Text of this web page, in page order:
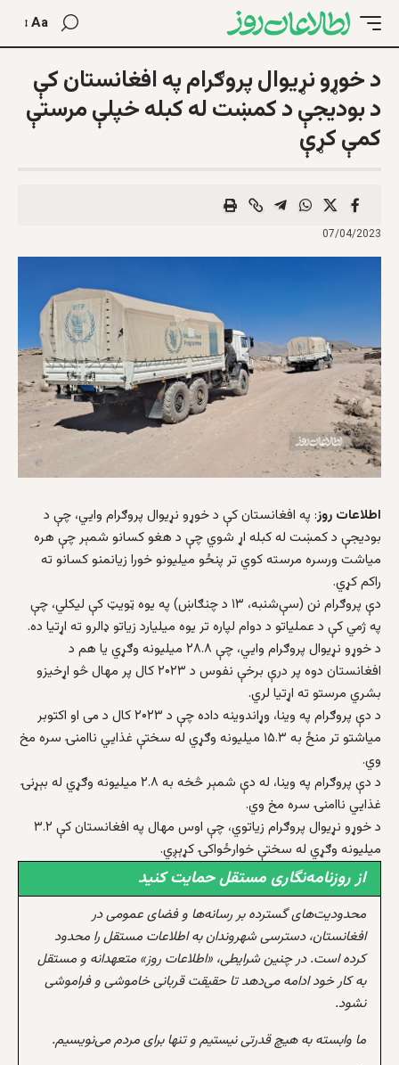
Aa
د خوړو نړيوال پروګرام په افغانستان کې
د بودیجې د کمښت له کبله خپلې مرستې
کمې کړې
07/04/2023
اطلاعات روز: په افغانستان کې د خوړو نړیوال پروګرام وايي، چې د
بودیجې د کمښت له کبله اړ شوي چې د هغو کسانو شمېر چې هره
میاشت ورسره مرسته کوي تر پنځو میلیونو خورا زیانمنو کسانو ته
راکم کړي.
دې پروګرام نن (سې‌شنبه، ۱۳ د چنګاښ) په يوه ټويټ کې ليکلي، چې
په ژمي کې د عملياتو د دوام لپاره تر يوه ميليارد زياتو ډالرو ته اړتيا ده.
د خوړو نړيوال پروګرام وايي، چې ۲۸.۸ ميليونه وګړي يا هم د
افغانستان دوه پر درې برخې نفوس د ۲۰۲۳ کال پر مهال څو اړخيزو
بشري مرستو ته اړتيا لري.
د دې پروګرام په وينا، وړاندوينه داده چې د ۲۰۲۳ کال د می او اکتوبر
مياشتو تر منځ به ۱۵.۳ ميليونه وګړي له سختې غذايي ناامنۍ سره مخ
وي.
د دې پروګرام په وينا، له دې شمېر څخه به ۲.۸ ميليونه وګړي له بېړنۍ
غذايي ناامنۍ سره مخ وي.
د خوړو نړيوال پروګرام زیاتوي، چې اوس مهال په افغانستان کې ۳.۲
ميليونه وګړي له سختې خوارځواکۍ کړېږي.
از روزنامه‌نگاری مستقل حمایت کنید
محدودیت‌های گسترده بر رسانه‌ها و فضای عمومی در
افغانستان، دسترسی شهروندان به اطلاعات مستقل را محدود
کرده است. در چنین شرایطی، «اطلاعات روز» متعهدانه و مستقل
به کار خود ادامه می‌دهد تا حقیقت قربانی خاموشی و فراموشی
نشود.
ما وابسته به هیچ قدرتی نیستیم و تنها برای مردم می‌نویسیم.